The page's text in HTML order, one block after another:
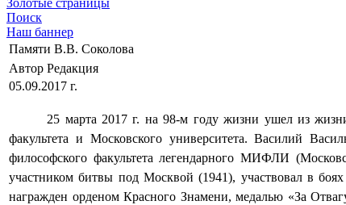
Золотые страницы
Поиск
Наш баннер
Памяти В.В. Соколова
Автор Редакция
05.09.2017 г.
25 марта 2017 г. на 98-м году жизни ушел из
факультета и Московского университета. Василий
философского факультета легендарного МИФЛИ
участником битвы под Москвой (1941), участвовал в
награжден орденом Красного Знамени, медалью «За